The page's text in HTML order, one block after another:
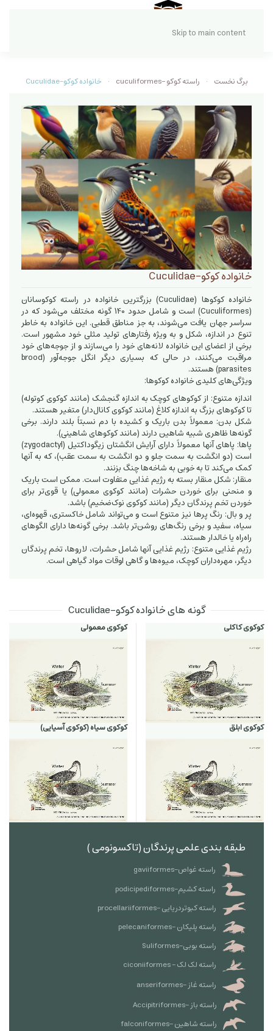
Skip to main content
برگ نخست راسته کوکو -cuculiformes خانواده کوکو-Cuculidae
خانواده کوکو-Cuculidae
خانواده کوکوها (Cuculidae) بزرگترین خانواده در راسته کوکوسانان
(Cuculiformes) است و شامل حدود 140 گونه مختلف می‌شود که در
سراسر جهان یافت می‌شوند، به جز مناطق قطبی. این خانواده به خاطر
تنوع در اندازه، شکل و به ویژه رفتارهای تولید مثلی خود مشهور است.
برخی از اعضای این خانواده لانه‌های خود را می‌سازند و از جوجه‌های خود
مراقبت می‌کنند، در حالی که بسیاری دیگر انگل جوجه‌آور (brood
parasites) هستند.
ویژگی‌های کلیدی خانواده کوکوها:
اندازه متنوع: از کوکوهای کوچک به اندازه گنجشک (مانند کوکوی کوتوله)
تا کوکوهای بزرگ به اندازه کلاغ (مانند کوکوی کانال‌دار) متغیر هستند.
شکل بدن: معمولاً بدن باریک و کشیده با دم نسبتاً بلند دارند. برخی
گونه‌ها ظاهری شبیه شاهین دارند (مانند کوکوهای شاهینی).
پاها: پاهای آنها معمولاً دارای آرایش انگشتان زیگوداکتیل (zygodactyl)
است (دو انگشت به سمت جلو و دو انگشت به سمت عقب)، که به آنها
کمک می‌کند تا به خوبی به شاخه‌ها چنگ بزنند.
منقار: شکل منقار بسته به رژیم غذایی متفاوت است. ممکن است باریک
و منحنی برای خوردن حشرات (مانند کوکوی معمولی) یا قوی‌تر برای
خوردن تخم پرندگان دیگر (مانند کوکوی نوک‌ضخیم) باشد.
پر و بال: رنگ پرها نیز متنوع است و می‌تواند شامل خاکستری، قهوه‌ای،
سیاه، سفید و برخی رنگ‌های روشن‌تر باشد. برخی گونه‌ها دارای الگوهای
راه‌راه یا خالدار هستند.
رژیم غذایی متنوع: رژیم غذایی آنها شامل حشرات، لاروها، تخم پرندگان
دیگر، مهره‌داران کوچک، میوه‌ها و گاهی اوقات مواد گیاهی است.
گونه های خانواده کوکو-Cuculidae
کوکوی کاکلی کوکوی معمولی
کوکوی ابلق کوکوی سیاه (کوکوی آسیایی)
طبقه بندی علمی پرندگان (تاکسونومی )
راسته غواص-gaviiformes
راسته کشیم-podicipediformes
راسته کبوتردریایی -procellariiformes
راسته پلیکان -pelecaniformes
راسته بوبی-Suliformes
راسته لک لک - ciconiiformes
راسته غاز -anseriformes
راسته باز -Accipitriformes
راسته شاهین -falconiformes